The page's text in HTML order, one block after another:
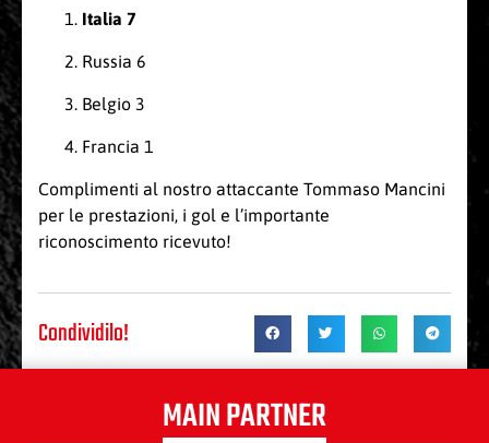
Italia 7
Russia 6
Belgio 3
Francia 1
Complimenti al nostro attaccante Tommaso Mancini
per le prestazioni, i gol e l’importante
riconoscimento ricevuto!
Condividilo!
MAIN PARTNER